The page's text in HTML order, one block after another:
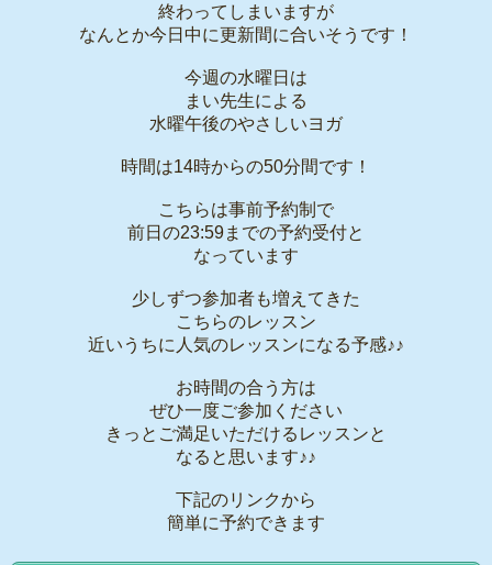
終わってしまいますが
なんとか今日中に更新間に合いそうです！
今週の水曜日は
まい先生による
水曜午後のやさしいヨガ
時間は14時からの50分間です！
こちらは事前予約制で
前日の23:59までの予約受付と
なっています
少しずつ参加者も増えてきた
こちらのレッスン
近いうちに人気のレッスンになる予感♪♪
お時間の合う方は
ぜひ一度ご参加ください
きっとご満足いただけるレッスンと
なると思います♪♪
下記のリンクから
簡単に予約できます